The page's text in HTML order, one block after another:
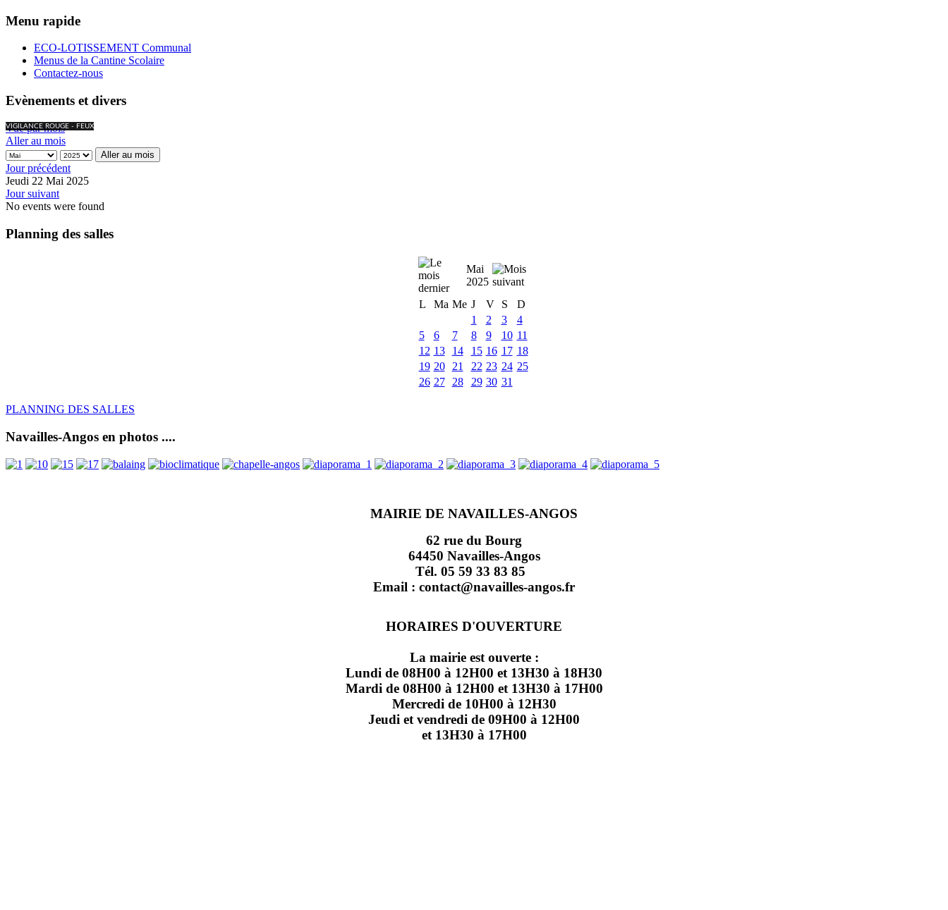
Menu rapide
ECO-LOTISSEMENT Communal
Menus de la Cantine Scolaire
Contactez-nous
Evènements et divers
VIGILANCE ROUGE - FEUX
Vue par mois
Aller au mois
Aller au mois
Jour précédent
Jeudi 22 Mai 2025
Jour suivant
No events were found
Planning des salles
Mai
2025
L
Ma Me J V S
D
1
2 3
4
5
6 7 8 9 10 11
12 13 14 15 16 17 18
19 20 21 22 23 24 25
26 27 28 29 30 31
PLANNING DES SALLES
Navailles-Angos en photos ....
MAIRIE DE NAVAILLES-ANGOS
62 rue du Bourg
64450 Navailles-Angos
Tél. 05 59 33 83 85
Email : contact@navailles-angos.fr
HORAIRES D'OUVERTURE
La mairie est ouverte :
Lundi de 08H00 à 12H00 et 13H30 à 18H30
Mardi de 08H00 à 12H00 et 13H30 à 17H00
Mercredi de 10H00 à 12H30
Jeudi et vendredi de 09H00 à 12H00
et 13H30 à 17H00